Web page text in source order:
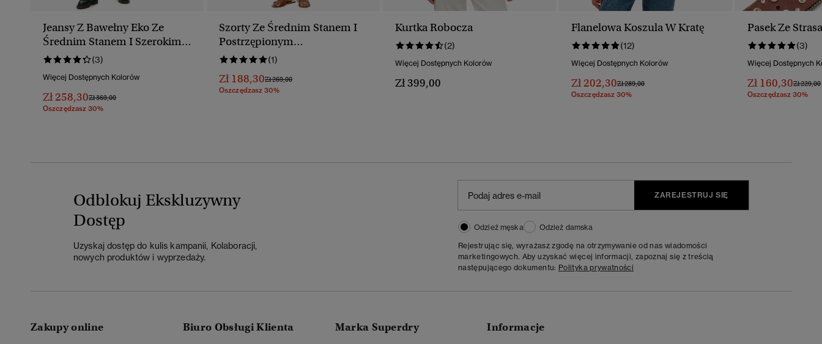
Jeansy Z Bawełny Eko Ze
Średnim Stanem I Szerokimi
Nogawkami
(3)
Więcej Dostępnych Kolorów
Zł 258,30Cena Obniżona Od
Zł 369,00Do
Oszczędzasz 30%
Szorty Ze Średnim Stanem I
Postrzępionym
Wykończeniem
(1)
Zł 188,30Cena Obniżona Od
Zł 269,00Do
Oszczędzasz 30%
Kurtka Robocza
(2)
Więcej Dostępnych Kolorów
Zł 399,00
Flanelowa Koszula W Kratę
(12)
Więcej Dostępnych Kolorów
Zł 202,30Cena Obniżona Od
Zł 289,00Do
Oszczędzasz 30%
Pasek Ze
(3)
Więcej Dostępnych
Zł 160,30Cena
Zł 229,00
Oszczędzasz 30%
Odblokuj Ekskluzywny
Dostęp
Uzyskaj dostęp do kulis kampanii, Kolaboracji,
nowych produktów i wyprzedaży.
ZAREJESTRUJ SIĘ
Odzież męska
Odzież damska
Rejestrując się, wyrażasz zgodę na otrzymywanie od nas wiadomości
marketingowych. Aby uzyskać więcej informacji, zapoznaj się z treścią
następującego dokumentu: Polityka prywatności
Zakupy online Biuro Obsługi Klienta Marka Superdry Informacje